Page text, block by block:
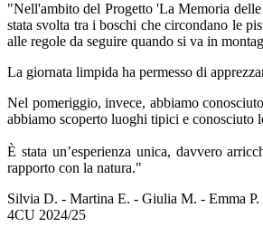
"Nell'ambito del Progetto 'La Memoria
stata svolta tra i boschi che circondano le
alle regole da seguire quando si va in
La giornata limpida ha permesso di
Nel pomeriggio, invece, abbiamo
abbiamo scoperto luoghi tipici e conosciuto
È stata un’esperienza unica, davvero
rapporto con la natura."
Silvia D. - Martina E. - Giulia M. - Emma P.
4CU 2024/25